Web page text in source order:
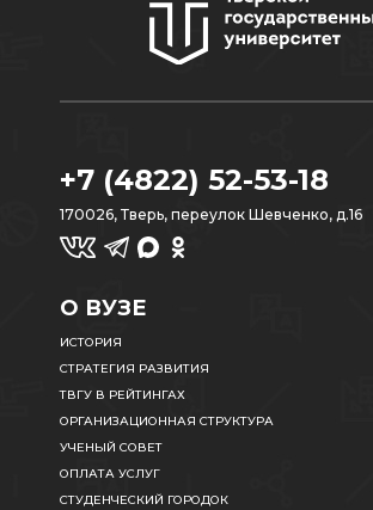
+7 (4822) 52-53-18
170026, Тверь, переулок Шевченко, д.16
О ВУЗЕ
ИСТОРИЯ
СТРАТЕГИЯ РАЗВИТИЯ
ТВГУ В РЕЙТИНГАХ
ОРГАНИЗАЦИОННАЯ СТРУКТУРА
УЧЕНЫЙ СОВЕТ
ОПЛАТА УСЛУГ
СТУДЕНЧЕСКИЙ ГОРОДОК